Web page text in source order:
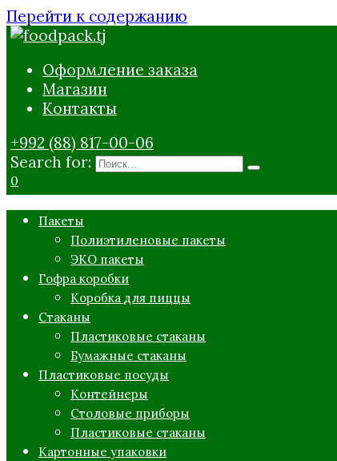
Перейти к содержанию
Оформление заказа
Магазин
Контакты
+992 (88) 817-00-06
Search for:
0
Пакеты
Полиэтиленовые пакеты
ЭКО пакеты
Гофра коробки
Коробка для пиццы
Стаканы
Пластиковые стаканы
Бумажные стаканы
Пластиковые посуды
Контейнеры
Столовые приборы
Пластиковые стаканы
Картонные упаковки